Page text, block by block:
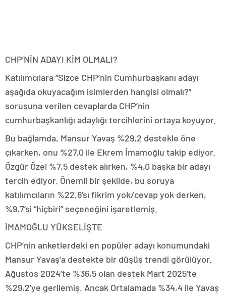
CHP’NİN ADAYI KİM OLMALI?
Katılımcılara “Sizce CHP’nin Cumhurbaşkanı adayı
aşağıda okuyacağım isimlerden hangisi olmalı?”
sorusuna verilen cevaplarda CHP’nin
cumhurbaşkanlığı adaylığı tercihlerini ortaya koyuyor.
Bu bağlamda, Mansur Yavaş %29,2 destekle öne
çıkarken, onu %27,0 ile Ekrem İmamoğlu takip ediyor.
Özgür Özel %7,5 destek alırken, %4,0 başka bir adayı
tercih ediyor. Önemli bir şekilde, bu soruya
katılımcıların %22,6’sı fikrim yok/cevap yok derken,
%9,7’si “hiçbiri” seçeneğini işaretlemiş.
İMAMOĞLU YÜKSELİŞTE
CHP’nin anketlerdeki en popüler adayı konumundaki
Mansur Yavaş’a destekte bir düşüş trendi görülüyor.
Ağustos 2024’te %36,5 olan destek Mart 2025’te
%29,2’ye gerilemiş. Ancak Ortalamada %34,4 ile Yavaş